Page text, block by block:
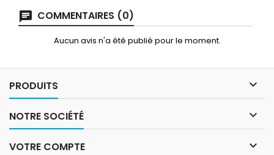
Cadre tout carbone /
Transmission Shimano XT/SLX
COMMENTAIRES (0)
Aucun avis n'a été publié pour le moment.
PRODUITS 
NOTRE SOCIÉTÉ 
VOTRE COMPTE 